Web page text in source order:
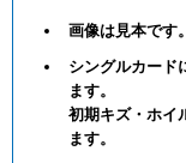
画像は見本です。
シングルカード
ます。
初期キズ・ホイ
ます。